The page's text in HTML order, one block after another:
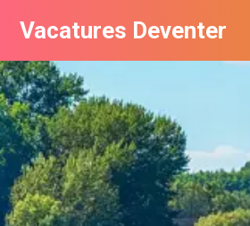
Vacatures Deventer
Vacatures per bedrijf in Deventer
De populairste vacatures in Deventer
Nieuwsbrief feed